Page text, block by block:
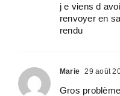
j e viens d
renvoyer en
rendu
Marie 29 août
Gros